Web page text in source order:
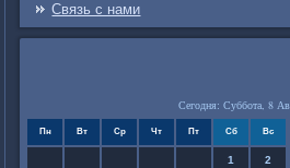
Связь c нами
Сегодня: Суббота, 8
Пн Вт Ср Чт Пт Сб Вс
1 2